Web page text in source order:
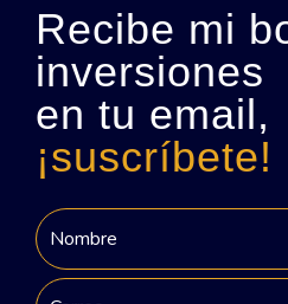
Recibe mi
inversiones
en tu email,
¡suscríbete!